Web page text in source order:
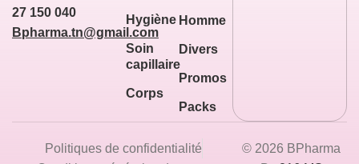
27 150 040
Bpharma.tn@gmail.com
Hygiène
Soin
capillaire
Corps
Homme
Divers
Promos
Packs
© 2026 BPharma
Politiques de confidentialité